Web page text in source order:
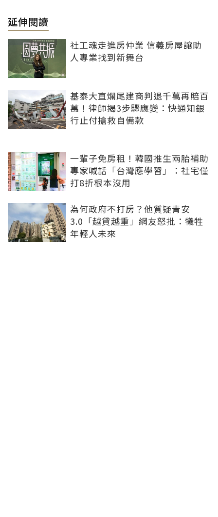
延伸閱讀
社工魂走進房仲業 信義房屋讓助
人專業找到新舞台
基泰大直爛尾建商判退千萬再賠百
萬！律師揭3步驟應變：快通知銀
行止付搶救自備款
一輩子免房租！韓國推生兩胎補助
專家喊話「台灣應學習」：社宅僅
打8折根本沒用
為何政府不打房？他質疑青安
3.0「越貸越重」網友怒批：犧牲
年輕人未來